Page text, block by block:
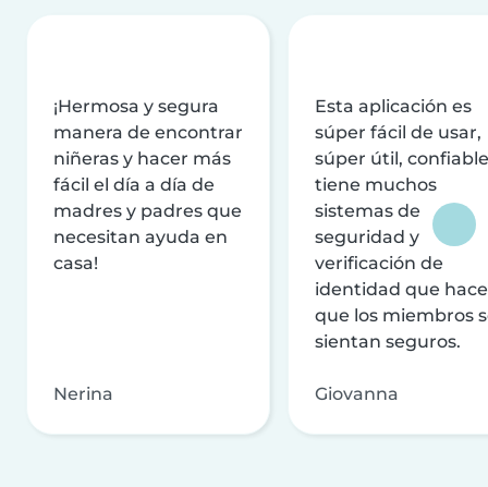
¡Hermosa y segura
manera de encontrar
niñeras y hacer más
fácil el día a día de
madres y padres que
necesitan ayuda en
casa!
Nerina
Esta aplicación es
súper fácil de usar,
súper útil,
tiene muchos
sistemas de
seguridad y
verificación de
identidad que
que los miembros
sientan seguros.
Giovanna